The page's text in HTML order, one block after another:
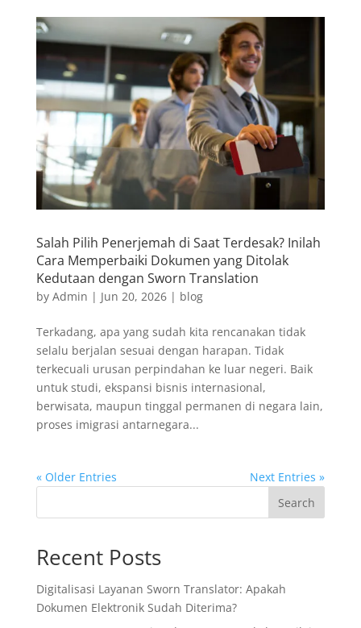
Salah Pilih Penerjemah di Saat Terdesak? Inilah
Cara Memperbaiki Dokumen yang Ditolak
Kedutaan dengan Sworn Translation
by Admin | Jun 20, 2026| blog
Terkadang, apa yang sudah kita rencanakan tidak
selalu berjalan sesuai dengan harapan. Tidak
terkecuali urusan perpindahan ke luar negeri. Baik
untuk studi, ekspansi bisnis internasional,
berwisata, maupun tinggal permanen di negara lain,
proses imigrasi antarnegara...
« Older Entries
Next Entries »
Search
Recent Posts
Digitalisasi Layanan Sworn Translator: Apakah
Dokumen Elektronik Sudah Diterima?